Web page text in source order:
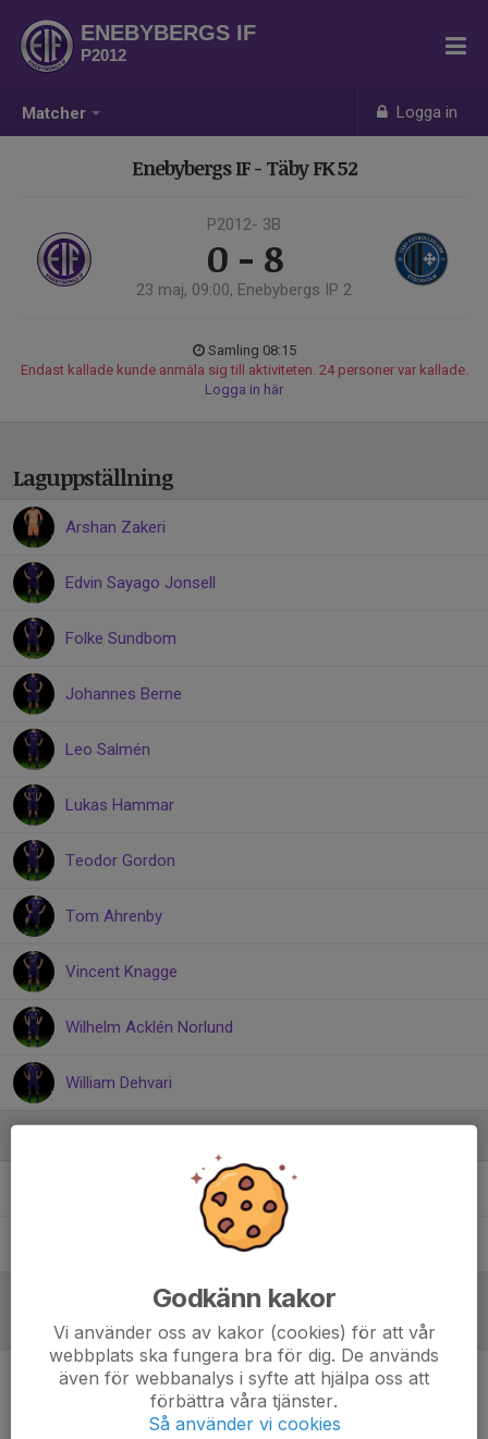
Matcher Logga in
ENEBYBERGS IF
P2012
Enebybergs IF - Täby FK 52
P2012- 3B
0 - 8
23 maj, 09:00, Enebybergs IP 2
Samling 08:15
Endast kallade kunde anmäla sig till aktiviteten. 24 personer var kallade.
Logga in här
Laguppställning
Arshan Zakeri
Edvin Sayago Jonsell
Folke Sundbom
Johannes Berne
Leo Salmén
Lukas Hammar
Teodor Gordon
Tom Ahrenby
Vincent Knagge
Wilhelm Acklén Norlund
William Dehvari
Mahmoud Alyan TablouHuvudtränare
Ledare
Referat
Inget referat skrivet
Godkänn kakor
Vi använder oss av kakor (cookies) för att vår
webbplats ska fungera bra för dig. De används
även för webbanalys i syfte att hjälpa oss att
förbättra våra tjänster.
Så använder vi cookies